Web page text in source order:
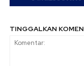
TINGGALKAN